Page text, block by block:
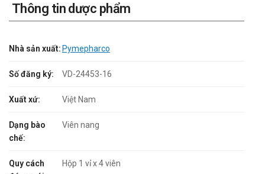
Thông tin dược phẩm
Nhà sản xuất: Pymepharco
Số đăng ký: VD-24453-16
Xuất xứ: Việt Nam
Dạng bào
chế:
Viên nang
Quy cách
Hộp 1 vỉ x 4 viên